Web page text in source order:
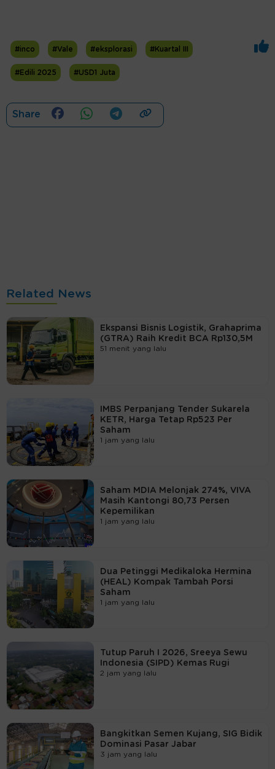
#inco #Vale #eksplorasi #Kuartal III
#Edili 2025 #USD1 Juta
Share
Related News
Ekspansi Bisnis Logistik, Grahaprima
(GTRA) Raih Kredit BCA Rp130,5M
51 menit yang lalu
IMBS Perpanjang Tender Sukarela
KETR, Harga Tetap Rp523 Per
Saham
1 jam yang lalu
Saham MDIA Melonjak 274%, VIVA
Masih Kantongi 80,73 Persen
Kepemilikan
1 jam yang lalu
Dua Petinggi Medikaloka Hermina
(HEAL) Kompak Tambah Porsi
Saham
1 jam yang lalu
Tutup Paruh I 2026, Sreeya Sewu
Indonesia (SIPD) Kemas Rugi
2 jam yang lalu
Bangkitkan Semen Kujang, SIG Bidik
Dominasi Pasar Jabar
3 jam yang lalu